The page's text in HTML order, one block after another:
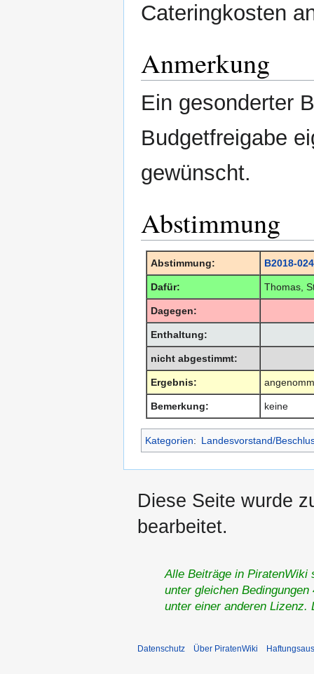
Cateringkosten
Anmerkung
Ein gesonderter
Budgetfreigabe
gewünscht.
Abstimmung
Abstimmung: B2018-024
Dafür: Thomas,
Dagegen:
Enthaltung:
nicht abgestimmt:
Ergebnis:
Bemerkung: keine
Kategorien: Landesvorstand/
Diese Seite wurde
bearbeitet.
Alle Beiträge in PiratenWiki
unter gleichen
unter einer anderen
Datenschutz Über PiratenWiki